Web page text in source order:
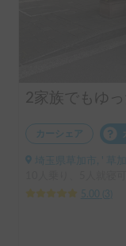
カーシェア
5.00
3